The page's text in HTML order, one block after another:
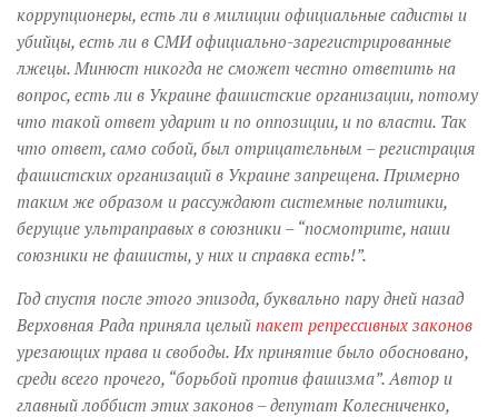
коррупционеры, есть ли в милиции официальные садисты и
убийцы, есть ли в СМИ официально-зарегистрированные
лжецы. Минюст никогда не сможет честно ответить на
вопрос, есть ли в Украине фашистские организации, потому
что такой ответ ударит и по оппозиции, и по власти. Так
что ответ, само собой, был отрицательным – регистрация
фашистских организаций в Украине запрещена. Примерно
таким же образом и рассуждают системные политики,
берущие ультраправых в союзники – “посмотрите, наши
союзники не фашисты, у них и справка есть!”.
Год спустя после этого эпизода, буквально пару дней назад
Верховная Рада приняла целый пакет репрессивных законов
урезающих права и свободы. Их принятие было обосновано,
среди всего прочего, “борьбой против фашизма”. Автор и
главный лоббист этих законов – депутат Колесниченко,